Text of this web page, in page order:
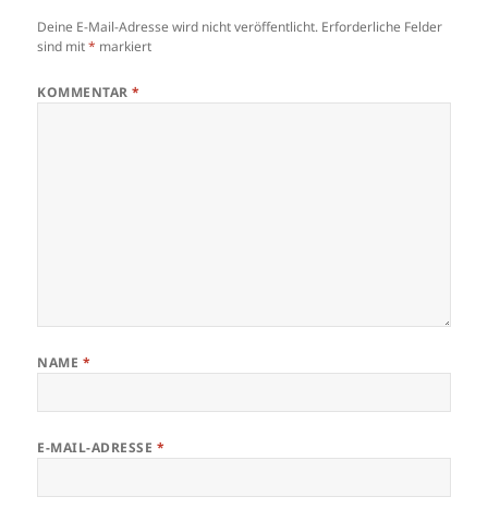
Deine E-Mail-Adresse wird nicht veröffentlicht. Erforderliche Felder
sind mit* markiert
KOMMENTAR*
NAME *
E-MAIL-ADRESSE *